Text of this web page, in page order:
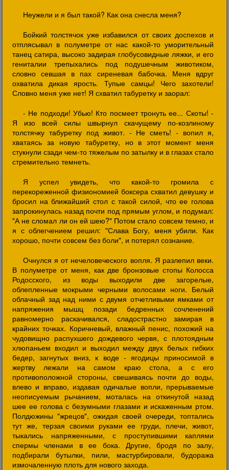
Неужели и я был такой? Как она снесла меня?
Бойкий толстячок уже избавился от своих доспехов и
отплясывал в полуметре от нас какой-то уморительный
танец сатира, высоко задирая глобусовидные ляжки, и его
гениталии трепыхались под подушечным животиком,
словно севшая в пах сиреневая бабочка. Меня вдруг
охватила дикая ярость. Тупые самцы! Чего захотели!
Словно меня уже нет! Я схватил табуретку и заорал:
- Не подходи! Убью! Кто посмеет тронуть ее... Скоты! -
Я изо всей силы швырнул скачущему по-козлиному
толстячку табуретку под живот. - Не сметь! - вопил я,
хватаясь за новую табуретку, но в этот момент меня
стукнули сзади чем-то тяжелым по затылку и в глазах стало
стремительно темнеть.
Я успел увидеть, что какой-то громила с
перекореженной физиономией боксера схватил девушку и
бросил на ближайший стол с такой силой, что ее голова
запрокинулась назад почти под прямым углом, и подумал:
"А не сломал ли он ей шею?" Потом стало совсем темно, и
я с облегчением решил: "Слава Богу, меня убили. Как
хорошо, почти совсем без боли", и потерял сознание.
Очнулся я от нечеловеческого вопля. Я разлепил веки.
В полуметре от меня, как две бронзовые стопы Колосса
Родосского, из воды выходили две загорелые,
облепленные мокрыми черными волосами ноги. Белый
облачный зад над ними с двумя отчетливыми ямками от
напряжения мышц позади бедренных сочленений
равномерно раскачивался, сладострастно замирая в
крайних точках. Коричневый, влажный пенис, похожий на
чудовищно распухшего дождевого червя, с плотоядным
хлюпаньем входил и выходил между двух белых гибких
бедер, загнутых вниз, к воде - ягодицы приносимой в
жертву лежали на самом краю стола, а с его
противоположной стороны, свешиваясь почти до воды,
влево и вправо, издавая одичалые вопли, прерываемые
неописуемым рычанием, моталась на откинутой назад
шее ее голова с безумными глазами и искаженным ртом.
Полдюжины "жрецов", ожидая своей очереди, топтались
тут же, терзая своими руками ее груди, плечи, живот,
тыкались напряженными, с проступившими каплями
спермы членами в ее бока. Другие, бродя по залу,
подбирали бутылки, пили, мастурбировали, будоража
измочаленную плоть для нового захода.